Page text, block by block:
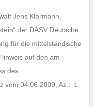
Jens Klarmann,
der DASV Deutsche
für die mittelständische
auf den am
des
vom 04.06.2009, Az.: L